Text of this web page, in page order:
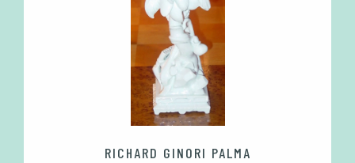
RICHARD GINORI PALMA